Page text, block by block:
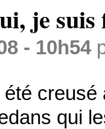
je suis
- 10h54
qui